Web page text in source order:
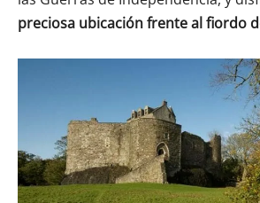
preciosa ubicación frente al fiordo